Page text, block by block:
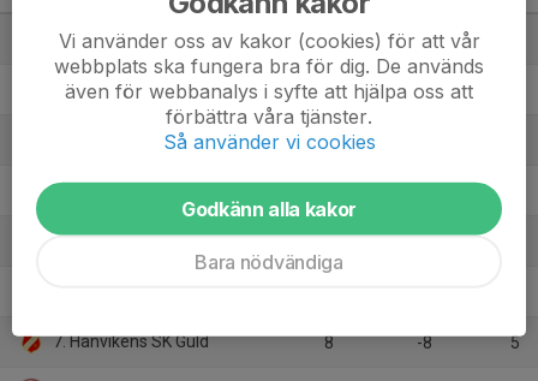
1. Värmdö IF Vit 8 19
2. Karlbergs BK Gul 8 12
3. Djurgårdens IF FF HJ-1 8
4. Boo FF HJ 3
5. Ingarö IF HJ 8 -4
7. Hanvikens SK Guld 8 -8 5
Vi använder oss av kakor (cookies) för att vår
webbplats ska fungera bra för dig. De används
även för webbanalys i syfte att hjälpa oss att
förbättra våra tjänster.
Så använder vi cookies
Godkänn alla kakor
Bara nödvändiga